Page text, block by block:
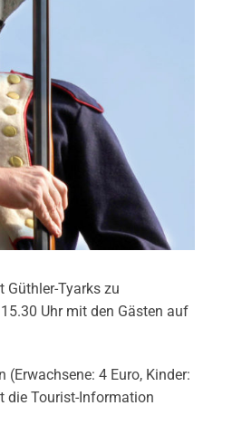
Tyarks zu
Uhr mit den Gästen auf
4 Euro, Kinder:
die Tourist-Information